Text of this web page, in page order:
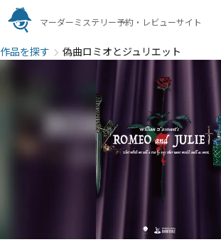
マーダーミステリー予約・レビューサイト
作品を探す 偽曲ロミオとジュリエット